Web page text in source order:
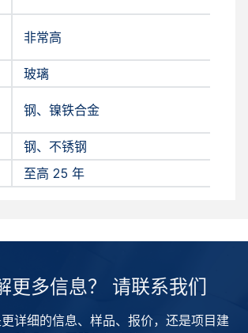
非常高
玻璃
钢、镍铁合金
钢、不锈钢
至高 25 年
更多信息？ 请联系我们
详细的信息、样品、报价，还是项目建